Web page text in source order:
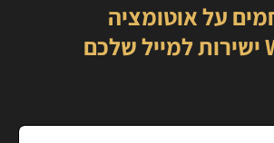
על אוטומציה